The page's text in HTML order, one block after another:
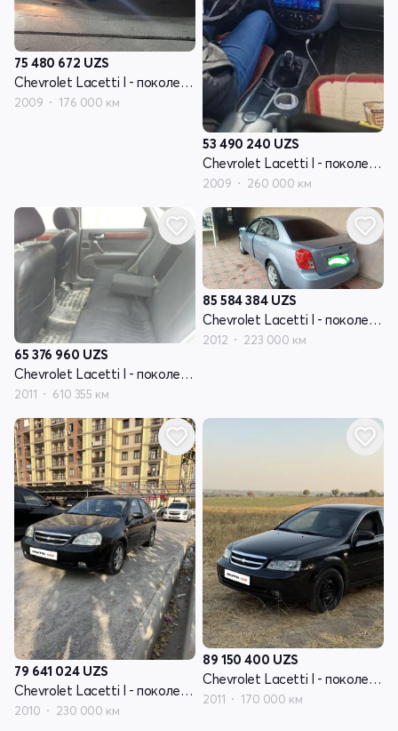
75 480 672 UZS
Chevrolet Lacetti I - поколение
2009 176 000 км
53 490 240 UZS
Chevrolet Lacetti I - поколение
2009 260 000 км
65 376 960 UZS
Chevrolet Lacetti I - поколение
2011 610 355 км
85 584 384 UZS
Chevrolet Lacetti I - поколение
2012 223 000 км
79 641 024 UZS
Chevrolet Lacetti I - поколение
2010 230 000 км
89 150 400 UZS
Chevrolet Lacetti I - поколение
2011 170 000 км